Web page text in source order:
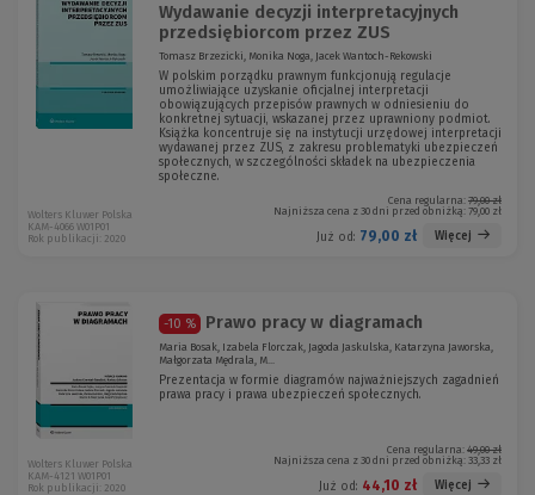
Wydawanie decyzji interpretacyjnych
przedsiębiorcom przez ZUS
Tomasz Brzezicki, Monika Noga, Jacek Wantoch-Rekowski
W polskim porządku prawnym funkcjonują regulacje
umożliwiające uzyskanie oficjalnej interpretacji
obowiązujących przepisów prawnych w odniesieniu do
konkretnej sytuacji, wskazanej przez uprawniony podmiot.
Książka koncentruje się na instytucji urzędowej interpretacji
wydawanej przez ZUS, z zakresu problematyki ubezpieczeń
społecznych, w szczególności składek na ubezpieczenia
społeczne.
Cena regularna: 79,00 zł
Najniższa cena z 30 dni przed obniżką: 79,00 zł
Już od: 79,00 zł Więcej
Wolters Kluwer Polska
KAM-4066 W01P01
Rok publikacji: 2020
-10 % Prawo pracy w diagramach
Maria Bosak, Izabela Florczak, Jagoda Jaskulska, Katarzyna Jaworska,
Małgorzata Mędrala, M...
Prezentacja w formie diagramów najważniejszych zagadnień
prawa pracy i prawa ubezpieczeń społecznych.
Cena regularna: 49,00 zł
Najniższa cena z 30 dni przed obniżką: 33,33 zł
Już od: 44,10 zł Więcej
Wolters Kluwer Polska
KAM-4121 W01P01
Rok publikacji: 2020